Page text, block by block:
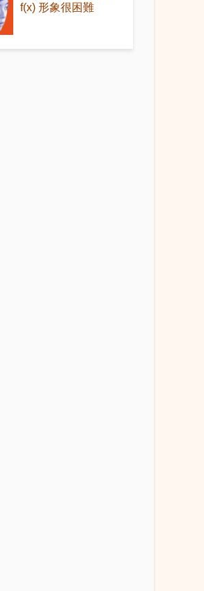
f(x) 形象很困難